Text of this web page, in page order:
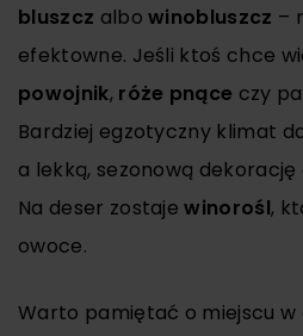
bluszcz albowinobluszcz –
efektowne. Jeśli ktoś chce
powojnik, róże pnące czy
Bardziej egzotyczny klimat
a lekką, sezonową dekorację
Na deser zostajewinorośl,
owoce.
Warto pamiętać o miejscu w